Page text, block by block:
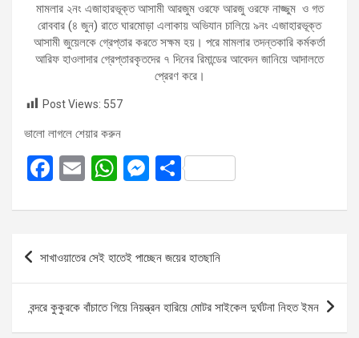
মামলার ২নং এজাহারভূক্ত আসামী আরজুম ওরফে আরজু ওরফে নাজ্জুম ও গত
রোববার (৪ জুন) রাতে ঘারমোড়া এলাকায় অভিযান চালিয়ে ৯নং এজাহারভূক্ত
আসামী জুয়েলকে গ্রেপ্তার করতে সক্ষম হয়। পরে মামলার তদন্তকারি কর্মকর্তা
আরিফ হাওলাদার গ্রেপ্তারকৃতদের ৭ দিনের রিমান্ডের আবেদন জানিয়ে আদালতে
প্রেরণ করে।
Post Views: 557
ভালো লাগলে শেয়ার করুন
F
ce
o
o
k
E
ail
W
at
s
A
p
p
M
se
g
er
S
ar
Post
সাখাওয়াতের সেই হাতেই পাচ্ছেন জয়ের হাতছানি
বন্দরে কুকুরকে বাঁচাতে গিয়ে নিয়ন্ত্রন হারিয়ে মোটর সাইকেল দুর্ঘটনা নিহত ইমন